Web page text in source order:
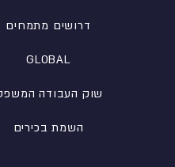
דרושים מתמחים
GLOBAL
שוק העבודה
השמת בכירים